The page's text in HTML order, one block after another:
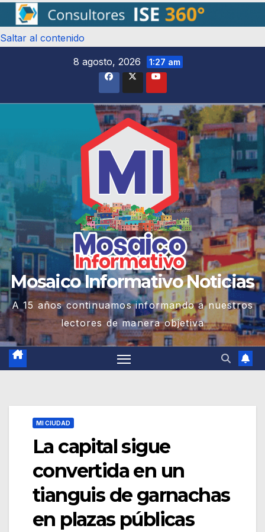
Saltar al contenido
8 agosto, 2026
1:27 am
Mosaico Informativo Noticias
A 15 años continuamos informando a nuestros
lectores de manera objetiva
MI CIUDAD
La capital sigue
convertida en un
tianguis de garnachas
en plazas públicas